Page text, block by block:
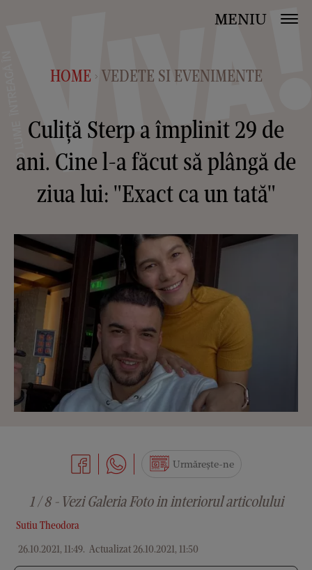
MENIU
HOME > VEDETE SI EVENIMENTE
Culiță Sterp a împlinit 29 de
ani. Cine l-a făcut să plângă de
ziua lui: "Exact ca un tată"
Sutiu Theodora
26.10.2021, 11:49. Actualizat 26.10.2021, 11:50
Urmărește-ne
1 / 8 - Vezi Galeria Foto in interiorul articolului